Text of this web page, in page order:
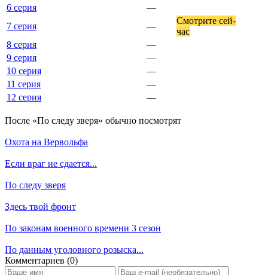
6 серия
—
7 серия
—
Смот­ри­те сей­
час
8 серия
—
9 серия
—
10 серия
—
11 серия
—
12 серия
—
По­сле «По следу зверя» обыч­но по­смот­рят
Охота на Вервольфа
Если враг не сдается...
По следу зверя
Здесь твой фронт
По законам военного времени 3 сезон
По данным уголовного розыска...
Ком­мен­та­ри­ев (0)